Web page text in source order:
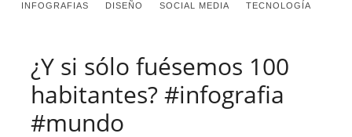
INFOGRAFIAS DISEÑO SOCIAL MEDIA TECNOLOGÍA
¿Y si sólo fuésemos 100
habitantes? #infografia
#mundo